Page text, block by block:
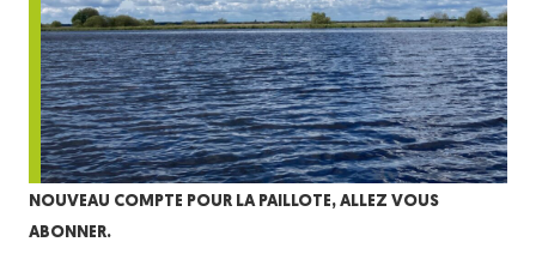
NOUVEAU COMPTE POUR LA PAILLOTE, ALLEZ VOUS
ABONNER.